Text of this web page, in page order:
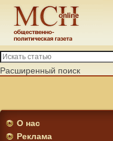
Расширенный поиск
О нас
Реклама